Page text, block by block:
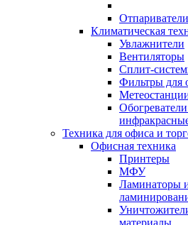
Отпариватели
Климатическая
Увлажнители
Вентиляторы
Сплит-
Фильтры для
Техника для офиса и
Офисная техника
Принтеры
МФУ
Ламинаторы